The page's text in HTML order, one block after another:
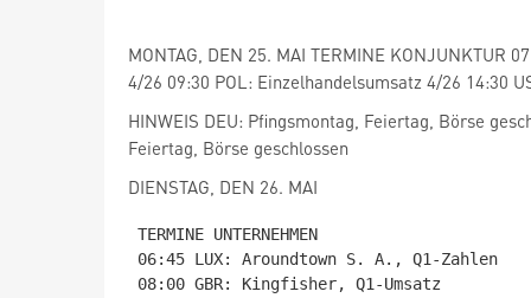
MONTAG, DEN 25. MAI TERMINE KONJUNKTUR
4/26 09:30 POL: Einzelhandelsumsatz 4/26 14:30
HINWEIS DEU: Pfingsmontag, Feiertag, Börse
Feiertag, Börse geschlossen
DIENSTAG, DEN 26. MAI
TERMINE UNTERNEHMEN
06:45 LUX: Aroundtown S. A., Q1-Zahlen
08:00 GBR: Kingfisher, Q1-Umsatz